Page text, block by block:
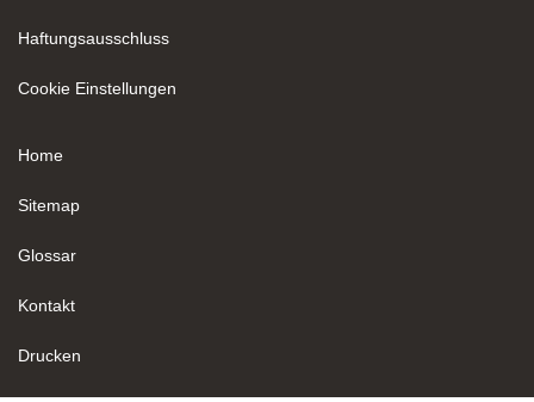
Haftungsausschluss
Cookie Einstellungen
Home
Sitemap
Glossar
Kontakt
Drucken